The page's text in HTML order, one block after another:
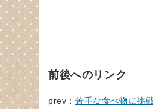
前後へのリンク
prev： 苦手な食べ物に挑